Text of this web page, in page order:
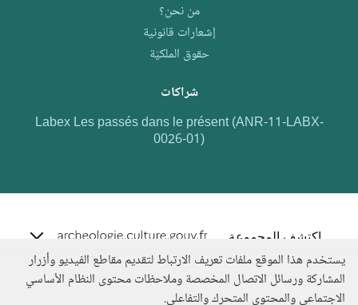
من نحن؟
إشعارات قانونية
حقوق الملكيّة
شراكات
Labex Les passés dans le présent (ANR-11-LABX-
0026-01)
اكتشف المجموعة
يستخدم هذا الموقع ملفات تعريف الارتباط لتقديم مقاطع الفيديو وأزرار
المشاركة ورسائل الاتصال المخصصة وملاحظات محتوى النظام الأساسي
الاجتماعي والمحتوى المتحرك والتفاعلي.